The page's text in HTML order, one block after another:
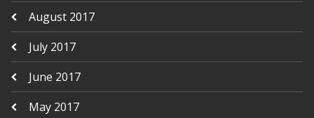
August 2017
July 2017
June 2017
May 2017